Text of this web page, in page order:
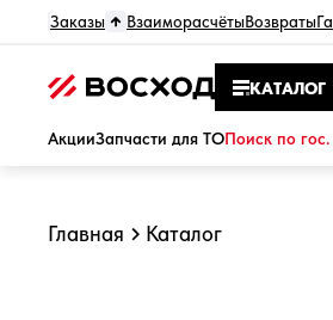
Заказы ВзаиморасчётыВозвраты
КАТАЛОГ
АкцииЗапчасти для ТОПоиск по
Главная Каталог